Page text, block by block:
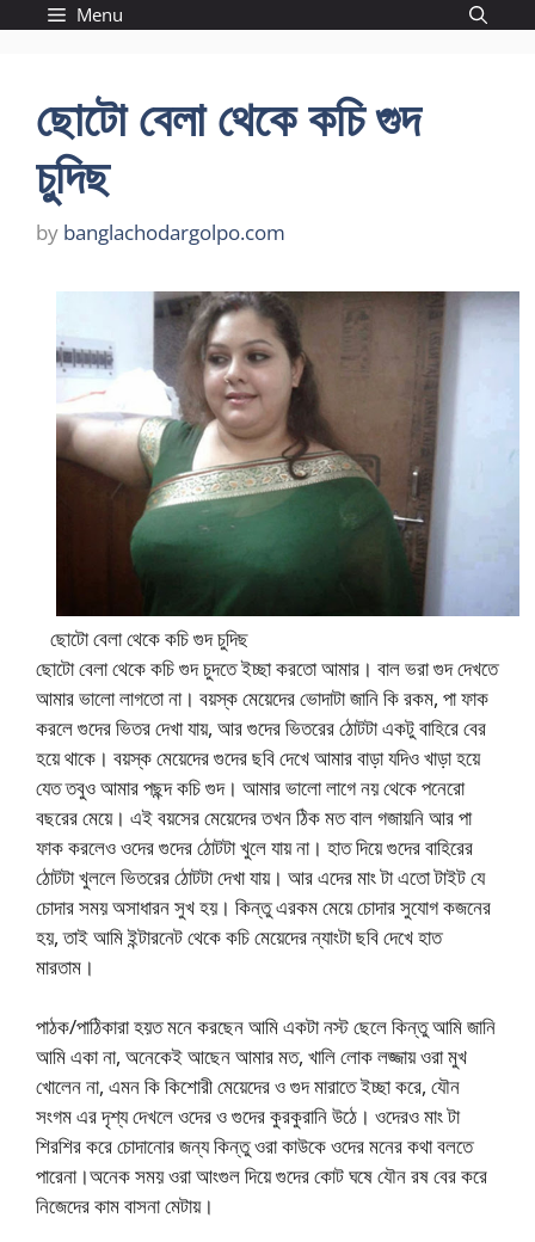
Menu
ছোটো বেলা থেকে কচি গুদ
চুদিছ
by banglachodargolpo.com
ছোটো বেলা থেকে কচি গুদ চুদিছ
ছোটো বেলা থেকে কচি গুদ চুদতে ইচ্ছা করতো আমার। বাল ভরা গুদ দেখতে
আমার ভালো লাগতো না। বয়স্ক মেয়েদের ভোদাটা জানি কি রকম, পা ফাক
করলে গুদের ভিতর দেখা যায়, আর গুদের ভিতরের ঠোটটা একটু বাহিরে বের
হয়ে থাকে। বয়স্ক মেয়েদের গুদের ছবি দেখে আমার বাড়া যদিও খাড়া হয়ে
যেত তবুও আমার পছন্দ কচি গুদ। আমার ভালো লাগে নয় থেকে পনেরো
বছরের মেয়ে। এই বয়সের মেয়েদের তখন ঠিক মত বাল গজায়নি আর পা
ফাক করলেও ওদের গুদের ঠোটটা খুলে যায় না। হাত দিয়ে গুদের বাহিরের
ঠোটটা খুললে ভিতরের ঠোটটা দেখা যায়। আর এদের মাং টা এতো টাইট যে
চোদার সময় অসাধারন সুখ হয়। কিন্তু এরকম মেয়ে চোদার সুযোগ কজনের
হয়, তাই আমি ইন্টারনেট থেকে কচি মেয়েদের ন্যাংটা ছবি দেখে হাত
মারতাম।
পাঠক/পাঠিকারা হয়ত মনে করছেন আমি একটা নস্ট ছেলে কিন্তু আমি জানি
আমি একা না, অনেকেই আছেন আমার মত, খালি লোক লজ্জায় ওরা মুখ
খোলেন না, এমন কি কিশোরী মেয়েদের ও গুদ মারাতে ইচ্ছা করে, যৌন
সংগম এর দৃশ্য দেখলে ওদের ও গুদের কুরকুরানি উঠে। ওদেরও মাং টা
শিরশির করে চোদানোর জন্য কিন্তু ওরা কাউকে ওদের মনের কথা বলতে
পারেনা।অনেক সময় ওরা আংগুল দিয়ে গুদের কোট ঘষে যৌন রষ বের করে
নিজেদের কাম বাসনা মেটায়।